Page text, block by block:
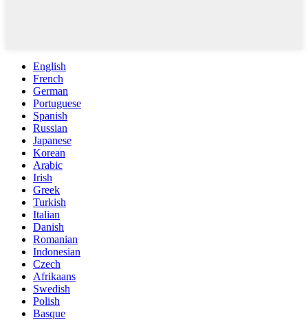
English
French
German
Portuguese
Spanish
Russian
Japanese
Korean
Arabic
Irish
Greek
Turkish
Italian
Danish
Romanian
Indonesian
Czech
Afrikaans
Swedish
Polish
Basque